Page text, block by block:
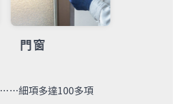
……細項多達100多項